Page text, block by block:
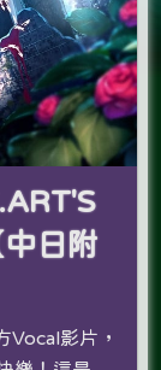
日附
Vocal影片，